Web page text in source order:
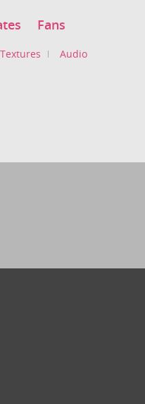
Fans
Textures Audio